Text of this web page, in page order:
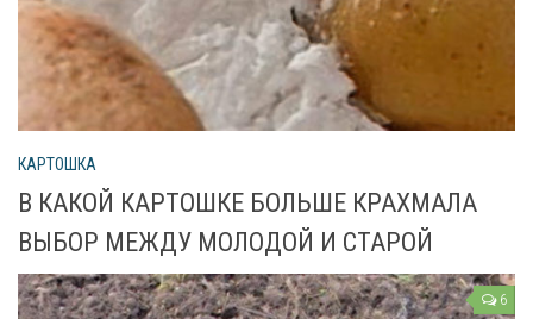
Груша
Ежевика
Слива
Яблоня
Овощи
Картошка
КАРТОШКА
В КАКОЙ КАРТОШКЕ БОЛЬШЕ КРАХМАЛА
ВЫБОР МЕЖДУ МОЛОДОЙ И СТАРОЙ
6